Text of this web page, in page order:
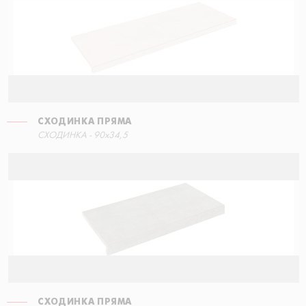
СХОДИНКА ПРЯМА
СХОДИНКА - 90x34,5
СХОДИНКА ПРЯМА
СХОДИНКА ПРЯМА
30x34,5
СХОДИНКА ПРЯМА